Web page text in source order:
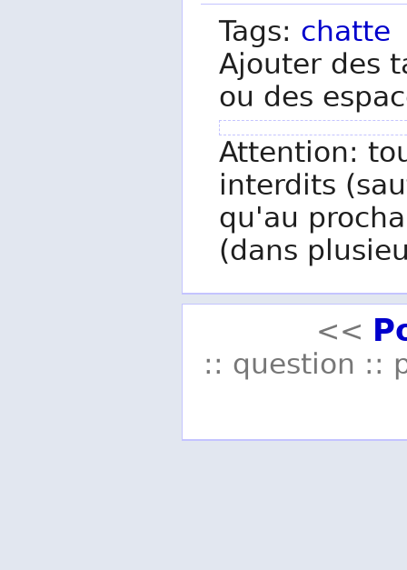
Tags: chatte
Ajouter des
ou des
Attention:
interdits
qu'au
(dans
<<
:: question ::